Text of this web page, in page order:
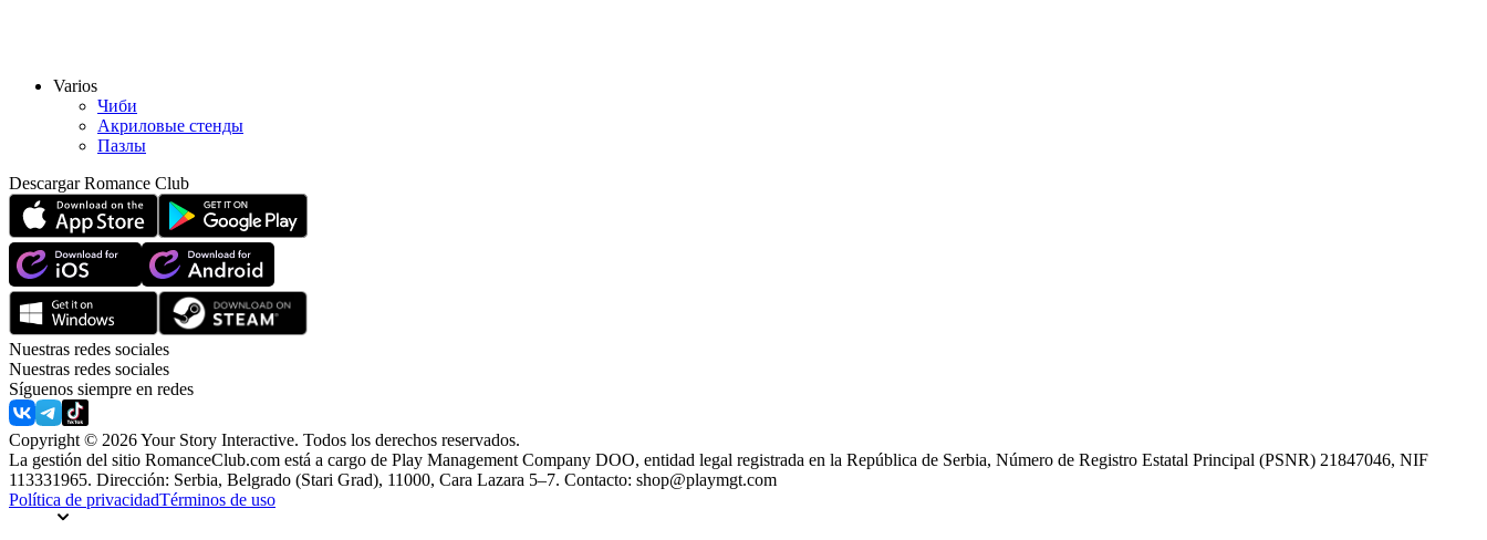
Varios
Чиби
Акриловые стенды
Пазлы
Descargar Romance Club
Nuestras redes sociales
Nuestras redes sociales
Síguenos siempre en redes
Copyright © 2026 Your Story Interactive. Todos los derechos reservados.
La gestión del sitio RomanceClub.com está a cargo de Play Management Company DOO, entidad legal registrada en la República de Serbia, Número de Registro Estatal Principal (PSNR) 21847046, NIF
113331965. Dirección: Serbia, Belgrado (Stari Grad), 11000, Cara Lazara 5–7. Contacto: shop@playmgt.com
Política de privacidadTérminos de uso